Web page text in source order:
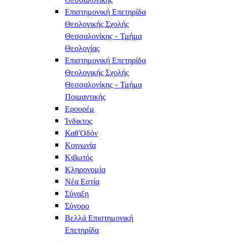
Επιστημονική Επετηρίδα
Θεολογικής Σχολής
Θεσσαλονίκης - Τμήμα
Θεολογίας
Επιστημονική Επετηρίδα
Θεολογικής Σχολής
Θεσσαλονίκης - Τμήμα
Ποιμαντικής
Ερουρέμ
Ίνδικτος
Καθ'Οδόν
Κοινωνία
Κιβωτός
Κληρονομία
Νέα Εστία
Σύναξη
Σύνορο
Βελλά Επιστημονική
Επετηρίδα